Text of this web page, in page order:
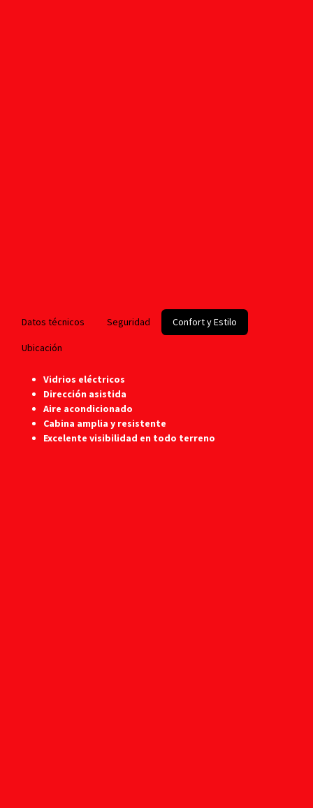
Datos técnicos Seguridad Confort y Estilo
Ubicación
Vidrios eléctricos
Dirección asistida
Aire acondicionado
Cabina amplia y resistente
Excelente visibilidad en todo terreno